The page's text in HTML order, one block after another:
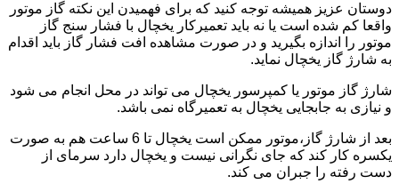
دوستان عزیز همیشه توجه کنید که برای فهمیدن این نکته گاز موتور
واقعا کم شده است یا نه باید تعمیرکار یخچال با فشار سنج گاز
موتور را اندازه بگیرید و در صورت مشاهده افت فشار گاز باید اقدام
به شارژ گاز یخچال نماید.
شارژ گاز موتور یا کمپرسور یخچال می تواند در محل انجام می شود
و نیازی به جابجایی یخچال به تعمیرگاه نمی باشد.
بعد از شارژ گاز،موتور ممکن است یخچال تا 6 ساعت هم به صورت
یکسره کار کند که جای نگرانی نیست و یخچال دارد سرمای از
دست رفته را جبران می کند.